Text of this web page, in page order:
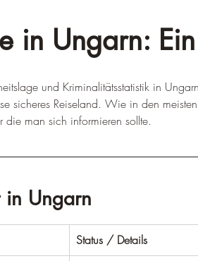
in Ungarn:
und Kriminalitätsstatistik in
sicheres Reiseland. Wie in den
man sich informieren sollte.
in Ungarn
Status / Details